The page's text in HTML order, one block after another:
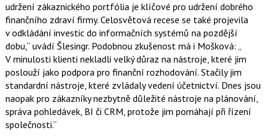
udržení zákaznického portfólia je klíčové pro udržení dobrého
finančního zdraví firmy. Celosvětová recese se také projevila
v odkládání investic do informačních systémů na pozdější
dobu,“ uvádí Šlesingr. Podobnou zkušenost má i Mošková: „
V minulosti klienti nekladli velký důraz na nástroje, které jim
poslouží jako podpora pro finanční rozhodování. Stačily jim
standardní nástroje, které zvládaly vedení účetnictví. Dnes jsou
naopak pro zákazníky nezbytně důležité nástroje na plánování,
správa pohledávek, BI či CRM, protože jim pomáhají při řízení
společnosti.“